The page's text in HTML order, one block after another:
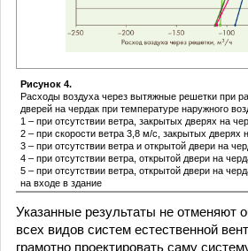
Рисунок 4.
Расходы воздуха через вытяжные решетки при
дверей на чердак при температуре наружного
1 – при отсутствии ветра, закрытых дверях на
2 – при скорости ветра 3,8 м/с, закрытых дверях
3 – при отсутствии ветра и открытой двери на
4 – при отсутствии ветра, открытой двери на
5 – при отсутствии ветра, открытой двери на
на входе в здание
Указанные результаты не отменяют
всех видов систем естественной
грамотно проектировать саму